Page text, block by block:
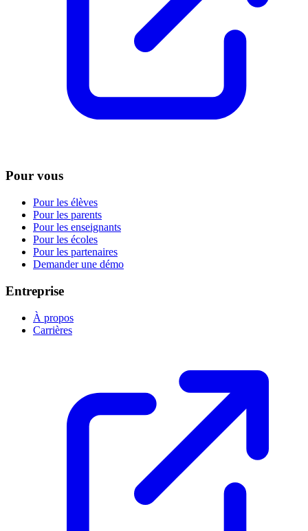
Pour vous
Pour les élèves
Pour les parents
Pour les enseignants
Pour les écoles
Pour les partenaires
Demander une démo
Entreprise
À propos
Carrières